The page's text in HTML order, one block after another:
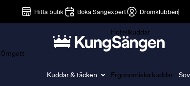
Hitta butik Boka Sängexpert Drömklubben
Örngott
Kuddar & täcken
Hotellkuddar
Ergonomiska kuddar